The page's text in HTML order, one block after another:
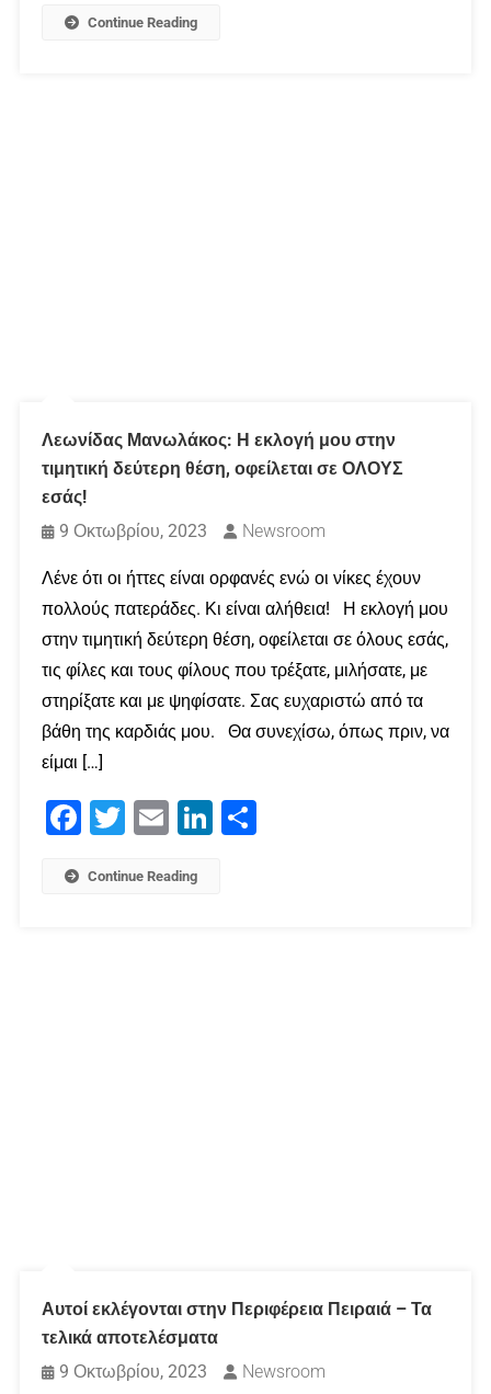
Continue Reading
Λεωνίδας Μανωλάκος: Η εκλογή μου στην
τιμητική δεύτερη θέση, οφείλεται σε ΟΛΟΥΣ
εσάς!
9 Οκτωβρίου, 2023
Newsroom
Λένε ότι οι ήττες είναι ορφανές ενώ οι νίκες έχουν
πολλούς πατεράδες. Κι είναι αλήθεια! Η εκλογή μου
στην τιμητική δεύτερη θέση, οφείλεται σε όλους εσάς,
τις φίλες και τους φίλους που τρέξατε, μιλήσατε, με
στηρίξατε και με ψηφίσατε. Σας ευχαριστώ από τα
βάθη της καρδιάς μου. Θα συνεχίσω, όπως πριν, να
είμαι […]
Facebook
Twitter Email LinkedIn
Continue Reading
Αυτοί εκλέγονται στην Περιφέρεια Πειραιά – Τα
τελικά αποτελέσματα
9 Οκτωβρίου, 2023
Newsroom